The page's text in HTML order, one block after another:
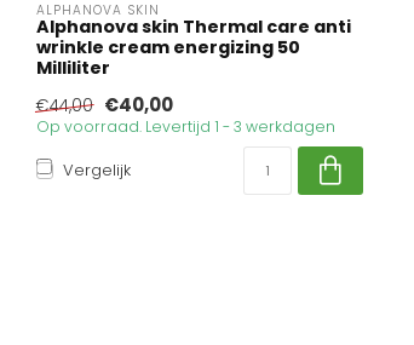
ALPHANOVA SKIN
Alphanova skin Thermal care anti
wrinkle cream energizing 50
Milliliter
€44,00 €40,00
Op voorraad. Levertijd 1 - 3 werkdagen
Vergelijk